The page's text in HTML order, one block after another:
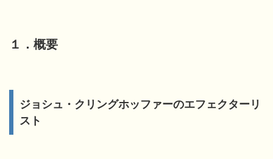
１．概要
ジョシュ・クリングホッファーのエフェクターリ
スト